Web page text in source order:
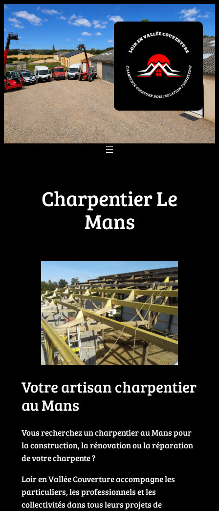
Aller
au
contenu
Charpentier Le
Mans
Votre artisan charpentier
au Mans
Vous recherchez un charpentier au Mans pour
la construction, la rénovation ou la réparation
de votre charpente ?
Loir en Vallée Couverture accompagne les
particuliers, les professionnels et les
collectivités dans tous leurs projets de